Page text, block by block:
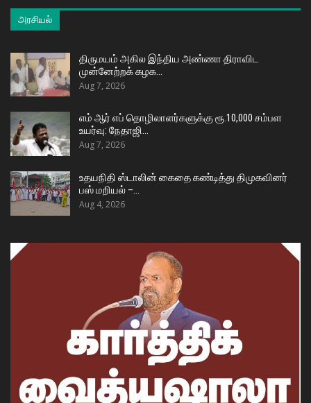
அரசியல்
திருமயம் அகில இந்திய அண்ணா திராவிட
முன்னேற்றக் கழக…
Aug 7, 2026
எம் ஆர் எப் தொழிலாளர்களுக்கு ரூ.10,000 சம்பள
உயர்வு: நேதாஜி…
Aug 7, 2026
உதயநிதி ஸ்டாலின் கைதை கண்டித்து திமுகவினர்
பஸ் மறியல் –…
Aug 4, 2026